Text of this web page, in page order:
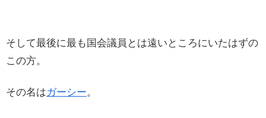
そして最後に最も国会議員とは遠いところにいたはずの
この方。
その名はガーシー。